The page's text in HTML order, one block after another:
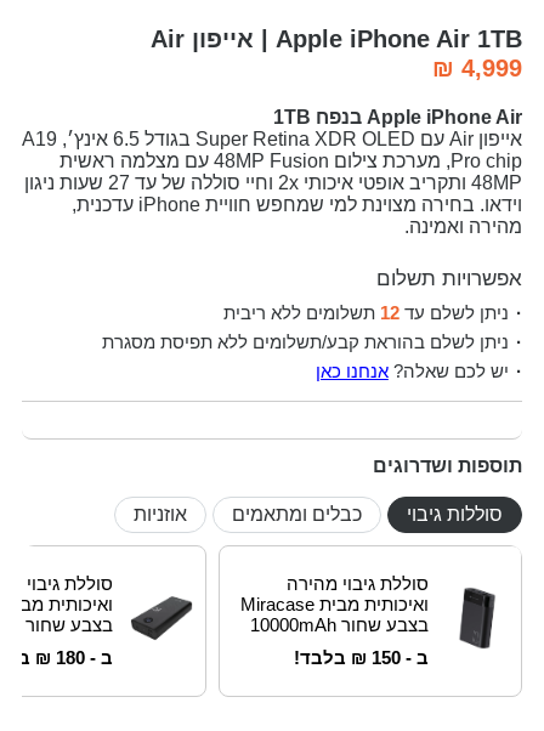
Apple iPhone Air 1TB | אייפון Air
₪ 4,999
Apple iPhone Air בנפח 1TB
אייפון Air עם Super Retina XDR OLED בגודל 6.5 אינץ׳, A19
Pro chip, מערכת צילום 48MP Fusion עם מצלמה ראשית
48MP ותקריב אופטי איכותי 2x וחיי סוללה של עד 27 שעות ניגון
וידאו. בחירה מצוינת למי שמחפש חוויית iPhone עדכנית,
מהירה ואמינה.
אפשרויות תשלום
ניתן לשלם עד12 תשלומים ללא ריבית
ניתן לשלם בהוראת קבע/תשלומים ללא תפיסת מסגרת
יש לכם שאלה?אנחנו כאן
תוספות ושדרוגים
סוללות גיבוי כבלים ומתאמים אוזניות
סוללת גיבוי מהירה
ואיכותית מבית Miracase
בצבע שחור 10000mAh
ב -
₪ 150 בלבד!
סוללת גיבוי
בצבע שחור 20000mAh
ב -
₪ 180